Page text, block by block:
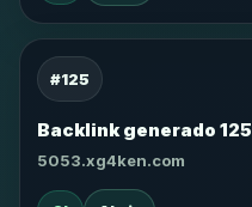
#125
Backlink generado 125
5053.xg4ken.com